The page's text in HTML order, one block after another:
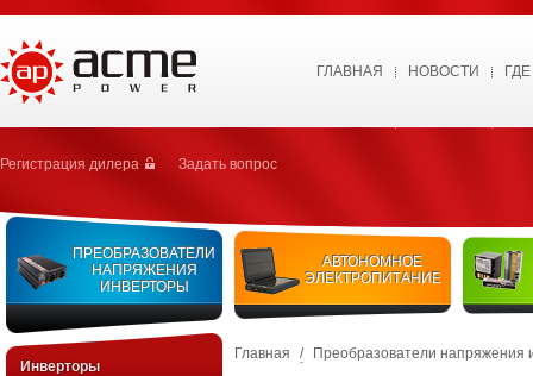
ГЛАВНАЯ НОВОСТИ
Регистрация дилера Задать вопрос
ПРЕОБРАЗОВАТЕЛИ
НАПРЯЖЕНИЯ
ИНВЕРТОРЫ
АВТОНОМНОЕ
ЭЛЕКТРОПИТАНИЕ
Инверторы
Главная / Преобразователи напряжения